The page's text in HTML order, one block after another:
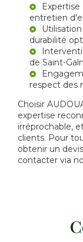
entretien
durabilité
de Saint-
respect des
Choisir
expertise
irréprochable,
clients. Pour
obtenir un
contacter via